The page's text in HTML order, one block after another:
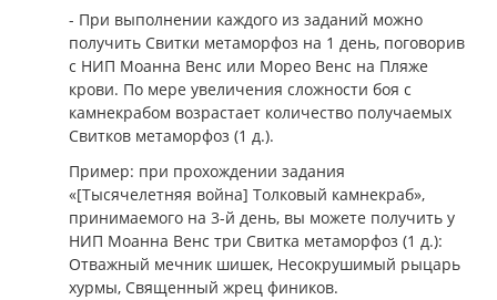
- При выполнении каждого из заданий можно
получить Свитки метаморфоз на 1 день, поговорив
с НИП Моанна Венс или Морео Венс на Пляже
крови. По мере увеличения сложности боя с
камнекрабом возрастает количество получаемых
Свитков метаморфоз (1 д.).
Пример: при прохождении задания
«[Тысячелетняя война] Толковый камнекраб»,
принимаемого на 3-й день, вы можете получить у
НИП Моанна Венс три Свитка метаморфоз (1 д.):
Отважный мечник шишек, Несокрушимый рыцарь
хурмы, Священный жрец фиников.